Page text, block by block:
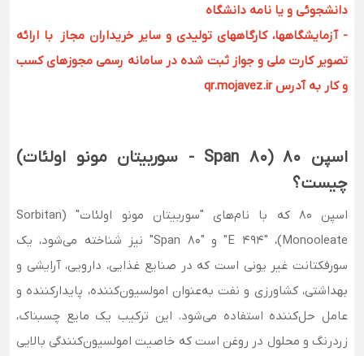
دانشجوئی و یا نامه دانشگاه
- آزمایشگاهها، کارگاههای تولیدی و سایر خریداران مجاز با ارائه
تصویر کارت ملی و جواز ثبت شده در سامانه رسمی مجوزهای کسب
و کار به آدرس qr.mojavez.ir
اسپن 80 (Span 80 - سوربیتان مونو اولئات)
چیست؟
اسپن 80 که با نام‌های "سوربیتان مونو اولئات" (Sorbitan
Monooleate)، "E 494" و "Span 80" نیز شناخته می‌شود، یک
سورفکتانت غیر یونی است که در صنایع غذایی، دارویی، آرایشی و
بهداشتی، کشاورزی و نفت به‌عنوان امولسیون‌کننده، پایدارکننده و
عامل حل‌کننده استفاده می‌شود. این ترکیب یک مایع چسبناک،
زردرنگ و محلول در روغن است که خاصیت امولسیون‌کنندگی بالایی